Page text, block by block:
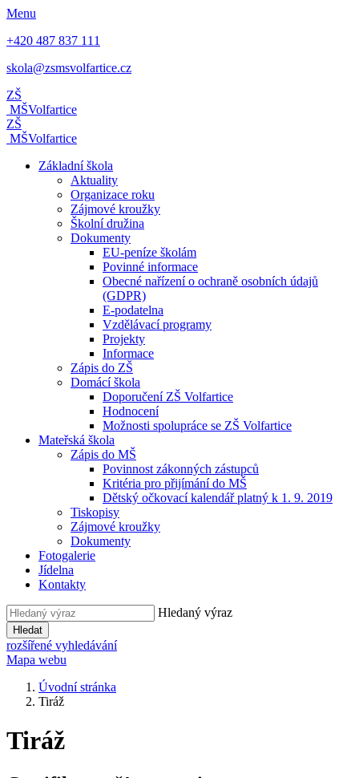
Menu
+420 487 837 111
skola@zsmsvolfartice.cz
ZŠ
MŠVolfartice
ZŠ
MŠVolfartice
Základní škola
Aktuality
Organizace roku
Zájmové kroužky
Školní družina
Dokumenty
EU-peníze školám
Povinné informace
Obecné nařízení o ochraně osobních údajů
(GDPR)
E-podatelna
Vzdělávací programy
Projekty
Informace
Zápis do ZŠ
Domácí škola
Doporučení ZŠ Volfartice
Hodnocení
Možnosti spolupráce se ZŠ Volfartice
Mateřská škola
Zápis do MŠ
Povinnost zákonných zástupců
Kritéria pro přijímání do MŠ
Dětský očkovací kalendář platný k 1. 9. 2019
Tiskopisy
Zájmové kroužky
Dokumenty
Fotogalerie
Jídelna
Kontakty
Hledaný výraz
Hledat
rozšířené vyhledávání
Mapa webu
Úvodní stránka
Tiráž
Tiráž